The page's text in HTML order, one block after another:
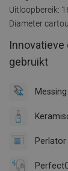
Uitloopbereik:
Diameter
gebruikt
Messing
Perlator